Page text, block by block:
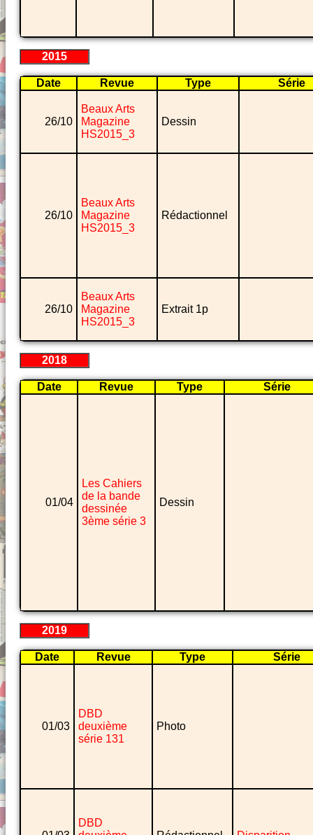
2015
Date Revue Type Série
26/10
Beaux Arts
Magazine
HS2015_3
Dessin
26/10
Beaux Arts
Magazine
HS2015_3
Rédactionnel
26/10
Beaux Arts
Magazine
HS2015_3
Extrait 1p
2018
Date Revue Type Série
01/04
Les Cahiers
de la bande
dessinée
3ème série 3
Dessin
2019
Date Revue Type Série
01/03
DBD
deuxième
série 131
Photo
DBD